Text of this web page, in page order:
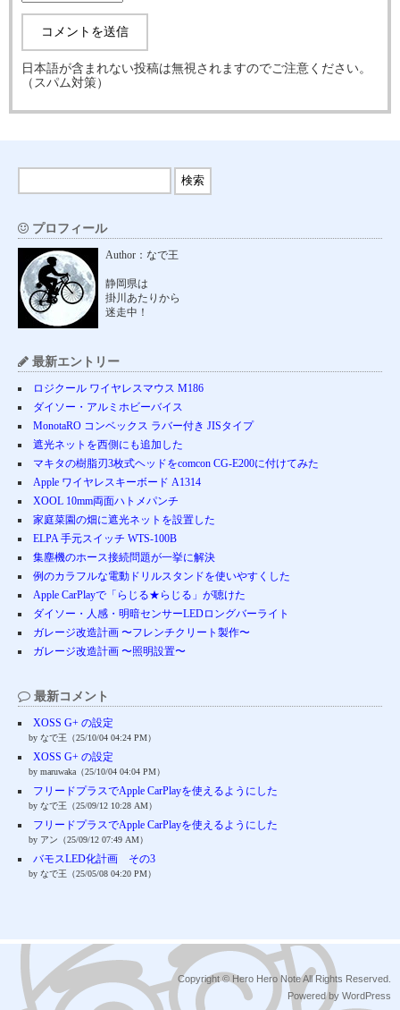
日本語が含まれない投稿は無視されますのでご注意ください。
（スパム対策）
プロフィール
Author：なで王
静岡県は
掛川あたりから
迷走中！
最新エントリー
ロジクール ワイヤレスマウス M186
ダイソー・アルミホビーバイス
MonotaRO コンベックス ラバー付き JISタイプ
遮光ネットを西側にも追加した
マキタの樹脂刃3枚式ヘッドをcomcon CG-E200に付けてみた
Apple ワイヤレスキーボード A1314
XOOL 10mm両面ハトメパンチ
家庭菜園の畑に遮光ネットを設置した
ELPA 手元スイッチ WTS-100B
集塵機のホース接続問題が一挙に解決
例のカラフルな電動ドリルスタンドを使いやすくした
Apple CarPlayで「らじる★らじる」が聴けた
ダイソー・人感・明暗センサーLEDロングバーライト
ガレージ改造計画 〜フレンチクリート製作〜
ガレージ改造計画 〜照明設置〜
最新コメント
XOSS G+ の設定
by なで王（25/10/04 04:24 PM）
XOSS G+ の設定
by maruwaka（25/10/04 04:04 PM）
フリードプラスでApple CarPlayを使えるようにした
by なで王（25/09/12 10:28 AM）
フリードプラスでApple CarPlayを使えるようにした
by アン（25/09/12 07:49 AM）
バモスLED化計画 その3
by なで王（25/05/08 04:20 PM）
Copyright © Hero Hero Note All Rights Reserved.
Powered by WordPress